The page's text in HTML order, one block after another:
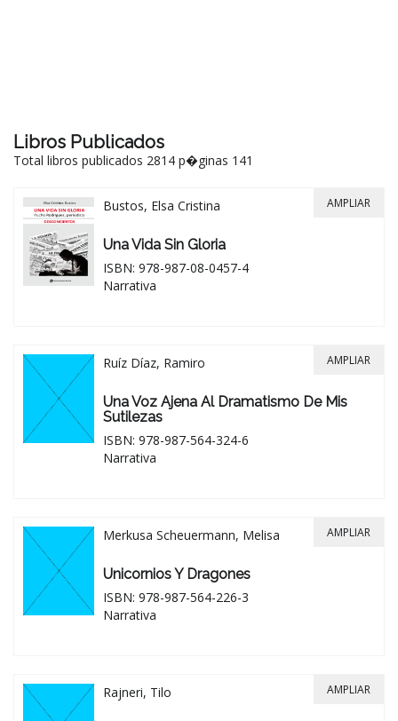
Libros Publicados
Total libros publicados 2814 p�ginas 141
Bustos, Elsa Cristina
Una Vida Sin Gloria
ISBN: 978-987-08-0457-4
Narrativa
AMPLIAR
Ruíz Díaz, Ramiro
Una Voz Ajena Al Dramatismo De Mis
Sutilezas
ISBN: 978-987-564-324-6
Narrativa
AMPLIAR
Merkusa Scheuermann, Melisa
Unicornios Y Dragones
ISBN: 978-987-564-226-3
Narrativa
AMPLIAR
Rajneri, Tilo AMPLIAR